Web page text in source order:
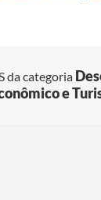
da categoria
e